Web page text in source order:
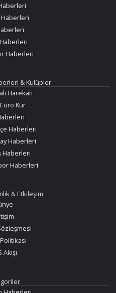
Haberleri
& Kulüpler
Harekatı
Kur
Haberleri
Haberleri
Haberleri
Haberleri
& Etkileşim
Akışı